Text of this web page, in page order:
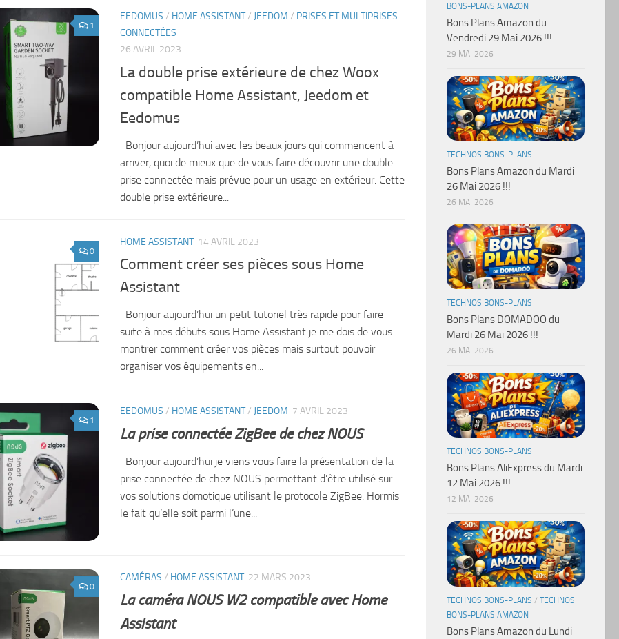
1
EEDOMUS / HOME ASSISTANT/ JEEDOM / PRISES ET MULTIPRISES
CONNECTÉES
26 AVRIL 2023
La double prise extérieure de chez Woox
compatible Home Assistant, Jeedom et
Eedomus
Bonjour aujourd’hui avec les beaux jours qui commencent à
arriver, quoi de mieux que de vous faire découvrir une double
prise connectée mais prévue pour un usage en extérieur. Cette
double prise extérieure...
0
HOME ASSISTANT 14 AVRIL 2023
Comment créer ses pièces sous Home
Assistant
Bonjour aujourd’hui un petit tutoriel très rapide pour faire
suite à mes débuts sous Home Assistant je me dois de vous
montrer comment créer vos pièces mais surtout pouvoir
organiser vos équipements en...
1
EEDOMUS / HOME ASSISTANT/ JEEDOM 7 AVRIL 2023
La prise connectée ZigBee de chez NOUS
Bonjour aujourd’hui je viens vous faire la présentation de la
prise connectée de chez NOUS permettant d’être utilisé sur
vos solutions domotique utilisant le protocole ZigBee. Hormis
le fait qu’elle soit parmi l’une...
0
CAMÉRAS / HOME ASSISTANT 22 MARS 2023
La caméra NOUS W2 compatible avec Home
Assistant
BONS-PLANS AMAZON
Bons Plans Amazon du
Vendredi 29 Mai 2026 !!!
29 MAI 2026
TECHNOS BONS-PLANS
Bons Plans Amazon du Mardi
26 Mai 2026 !!!
26 MAI 2026
TECHNOS BONS-PLANS
Bons Plans DOMADOO du
Mardi 26 Mai 2026 !!!
26 MAI 2026
TECHNOS BONS-PLANS
Bons Plans AliExpress du Mardi
12 Mai 2026 !!!
12 MAI 2026
TECHNOS BONS-PLANS / TECHNOS
BONS-PLANS AMAZON
Bons Plans Amazon du Lundi